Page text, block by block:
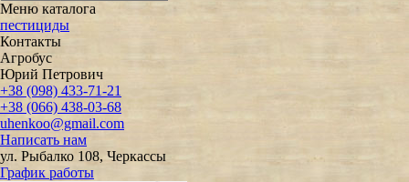
Меню каталога
пестициды
Контакты
Агробус
Юрий Петрович
+38 (098) 433-71-21
+38 (066) 438-03-68
uhenkoo@gmail.com
Написать нам
ул. Рыбалко 108, Черкассы
График работы